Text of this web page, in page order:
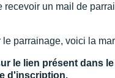
recevoir un mail de
parrainage, voici la
le lien présent dans
d'inscription.